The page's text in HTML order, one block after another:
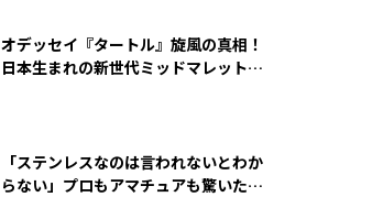
オデッセイ『タートル』旋風の真相！
日本生まれの新世代ミッドマレットが
「ステンレスなのは言われないとわか
らない」プロもアマチュアも驚いた